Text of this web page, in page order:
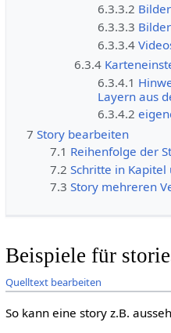
6.3.3.2 Bilder
6.3.3.3
6.3.3.4
6.3.4
6.3.4.1
Layern aus
6.3.4.2
7 Story bearbeiten
7.1 Reihenfolge der
7.2 Schritte in
7.3 Story mehreren
Beispiele für
Quelltext bearbeiten
So kann eine story z.B.